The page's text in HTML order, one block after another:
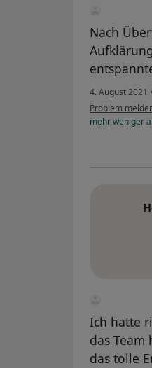
Nach
4. August 2021 •
Problem
mehrweniger
Ich hatte
das
das tolle